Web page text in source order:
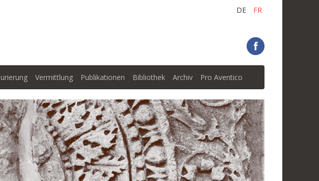
DE FR
Vermittlung Publikationen Bibliothek Archiv Pro Aventico